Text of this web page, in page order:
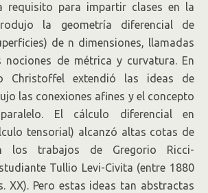
requisito para impartir clases en la
la geometría diferencial de
de n dimensiones, llamadas
nociones de métrica y curvatura. En
Christoffel extendió las ideas de
las conexiones afines y el concepto
El cálculo diferencial en
tensorial) alcanzó altas cotas de
los trabajos de Gregorio Ricci-
Tullio Levi-Civita (entre 1880
XX). Pero estas ideas tan abstractas